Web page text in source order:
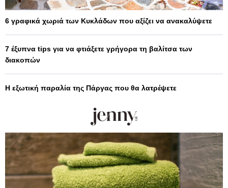
6 γραφικά χωριά των Κυκλάδων που αξίζει να ανακαλύψετε
7 έξυπνα tips για να φτιάξετε γρήγορα τη βαλίτσα των
διακοπών
Η εξωτική παραλία της Πάργας που θα λατρέψετε